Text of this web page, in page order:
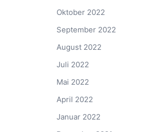
Oktober 2022
September 2022
August 2022
Juli 2022
Mai 2022
April 2022
Januar 2022